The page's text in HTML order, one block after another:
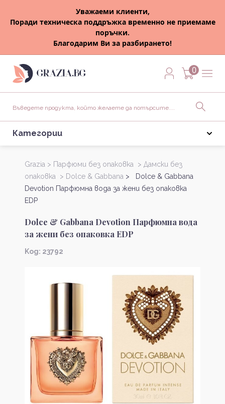
Уважаеми клиенти,
Поради техническа поддръжка временно не приемаме
поръчки.
Благодарим Ви за разбирането!
0
Категории
Grazia > Парфюми без опаковка > Дамски без
опаковка > Dolce & Gabbana > Dolce & Gabbana
Devotion Парфюмна вода за жени без опаковка
EDP
Dolce & Gabbana Devotion Парфюмна вода
за жени без опаковка EDP
Kод: 23792